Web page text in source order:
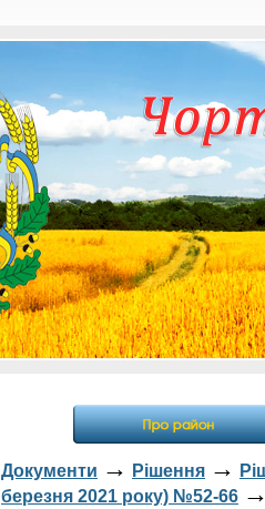
Документи → Рішення →
березня 2021 року) №52-66